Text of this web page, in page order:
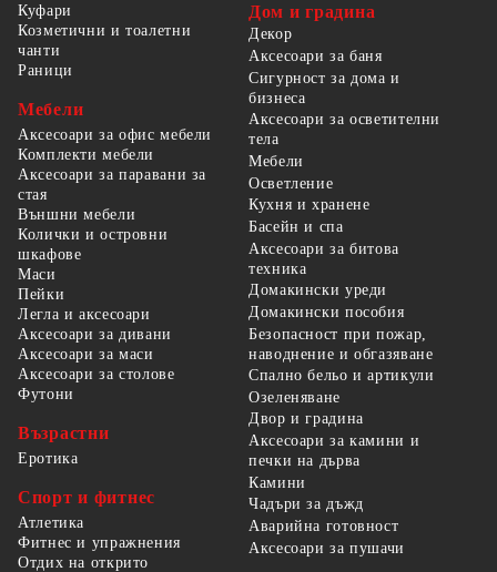
Куфари
Козметични и тоалетни
чанти
Раници
Мебели
Аксесоари за офис мебели
Комплекти мебели
Аксесоари за паравани за
стая
Външни мебели
Колички и островни
шкафове
Маси
Пейки
Легла и аксесоари
Аксесоари за дивани
Аксесоари за маси
Аксесоари за столове
Футони
Възрастни
Еротика
Спорт и фитнес
Атлетика
Фитнес и упражнения
Отдих на открито
Дом и градина
Декор
Аксесоари за баня
Сигурност за дома и
бизнеса
Аксесоари за осветителни
тела
Мебели
Осветление
Кухня и хранене
Басейн и спа
Аксесоари за битова
техника
Домакински уреди
Домакински пособия
Безопасност при пожар,
наводнение и обгазяване
Спално бельо и артикули
Озеленяване
Двор и градина
Аксесоари за камини и
печки на дърва
Камини
Чадъри за дъжд
Аварийна готовност
Аксесоари за пушачи